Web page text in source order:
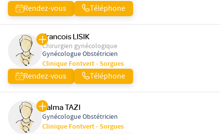
Rendez-vous Téléphone
Francois LISIK
Chirurgien gynécologique
Gynécologue Obstétricien
Clinique Fontvert - Sorgues
Rendez-vous Téléphone
Salma TAZI
Gynécologue Obstétricien
Clinique Fontvert - Sorgues